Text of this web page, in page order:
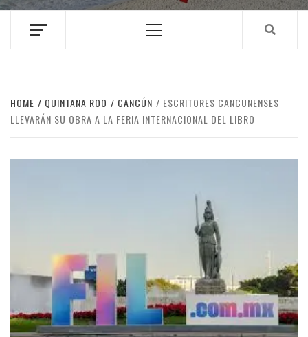
Menu
HOME QUINTANA ROO CANCÚN
ESCRITORES CANCUNENSES
LLEVARÁN SU OBRA A LA FERIA INTERNACIONAL DEL LIBRO